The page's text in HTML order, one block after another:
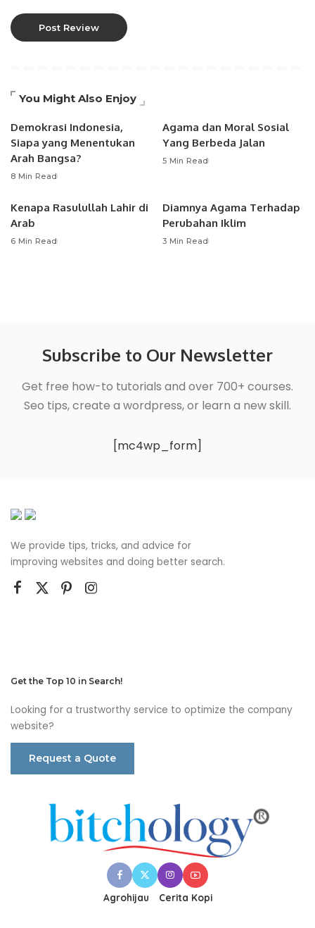
You Might Also Enjoy
Demokrasi Indonesia,
Siapa yang Menentukan
Arah Bangsa?
8 Min Read
Agama dan Moral Sosial
Yang Berbeda Jalan
5 Min Read
Kenapa Rasulullah Lahir di
Arab
6 Min Read
Diamnya Agama Terhadap
Perubahan Iklim
3 Min Read
Subscribe to Our Newsletter
Get free how-to tutorials and over 700+ courses.
Seo tips, create a wordpress, or learn a new skill.
[mc4wp_form]
We provide tips, tricks, and advice for
improving websites and doing better search.
Get the Top 10 in Search!
Looking for a trustworthy service to optimize the company
website?
Request a Quote
Agrohijau Cerita Kopi